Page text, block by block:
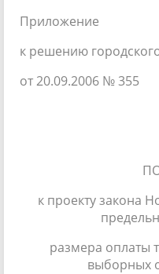
Приложение
к решению
от 20.09.2006 № 355
к проекту закона
размера оплаты
выборных